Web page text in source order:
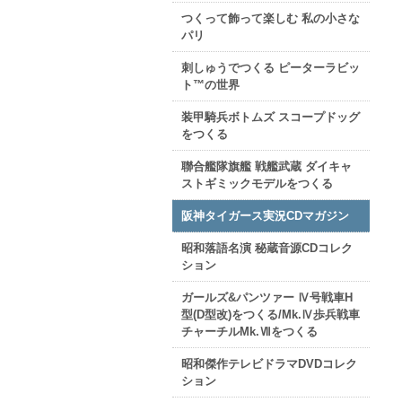
つくって飾って楽しむ 私の小さな
パリ
刺しゅうでつくる ピーターラビッ
ト™の世界
装甲騎兵ボトムズ スコープドッグ
をつくる
聯合艦隊旗艦 戦艦武蔵 ダイキャ
ストギミックモデルをつくる
阪神タイガース実況CDマガジン
昭和落語名演 秘蔵音源CDコレク
ション
ガールズ&パンツァー Ⅳ号戦車H
型(D型改)をつくる/Mk.Ⅳ歩兵戦車
チャーチルMk.Ⅶをつくる
昭和傑作テレビドラマDVDコレク
ション